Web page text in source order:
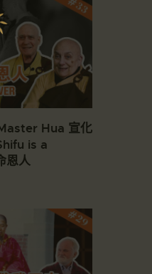
Hua 宣化
is a
恩人